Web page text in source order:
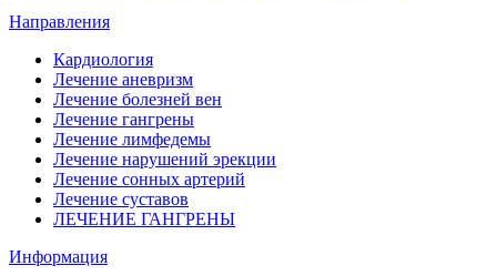
Направления
Кардиология
Лечение аневризм
Лечение болезней вен
Лечение гангрены
Лечение лимфедемы
Лечение нарушений эрекции
Лечение сонных артерий
Лечение суставов
ЛЕЧЕНИЕ ГАНГРЕНЫ
Информация